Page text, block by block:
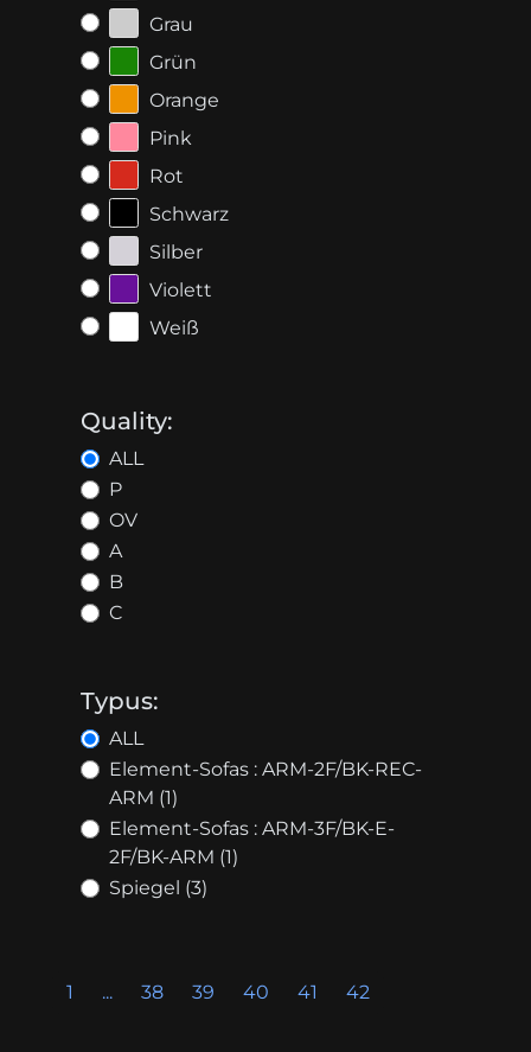
Grau
Grün
Orange
Pink
Rot
Schwarz
Silber
Violett
Weiß
Quality:
ALL
P
OV
A
B
C
Typus:
ALL
Element-Sofas : ARM-2F/BK-REC-
ARM (1)
Element-Sofas : ARM-3F/BK-E-
2F/BK-ARM (1)
Spiegel (3)
1 ... 38 39 40 41 42